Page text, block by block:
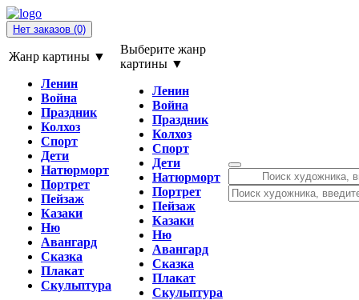
Нет заказов (0)
Жанр картины ▼
Ленин
Война
Праздник
Колхоз
Спорт
Дети
Натюрморт
Портрет
Пейзаж
Казаки
Ню
Авангард
Сказка
Плакат
Скульптура
Выберите жанр
картины ▼
Ленин
Война
Праздник
Колхоз
Спорт
Дети
Натюрморт
Портрет
Пейзаж
Казаки
Ню
Авангард
Сказка
Плакат
Скульптура